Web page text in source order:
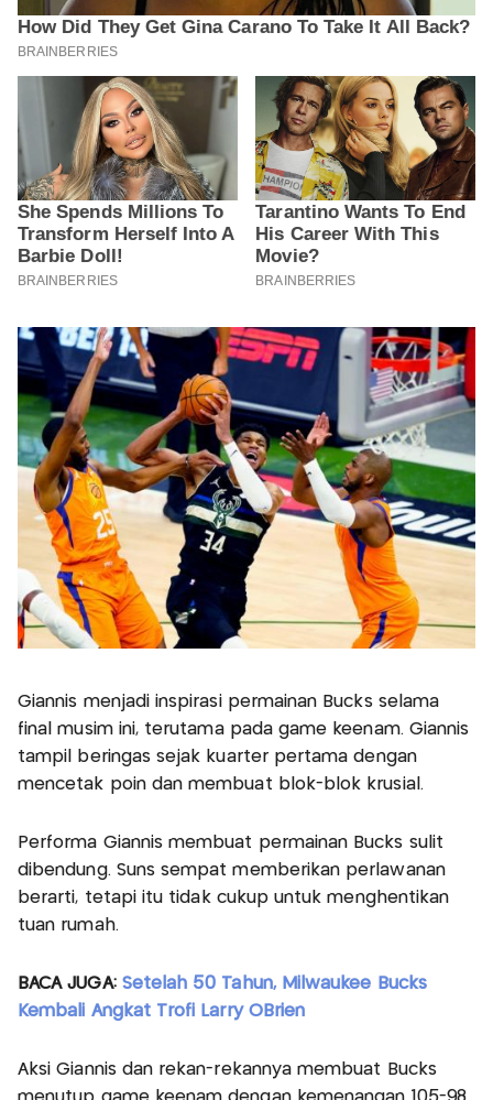
Giannis menjadi inspirasi permainan Bucks selama
final musim ini, terutama pada game keenam. Giannis
tampil beringas sejak kuarter pertama dengan
mencetak poin dan membuat blok-blok krusial.
Performa Giannis membuat permainan Bucks sulit
dibendung. Suns sempat memberikan perlawanan
berarti, tetapi itu tidak cukup untuk menghentikan
tuan rumah.
BACA JUGA: Setelah 50 Tahun, Milwaukee Bucks
Kembali Angkat Trofi Larry OBrien
Aksi Giannis dan rekan-rekannya membuat Bucks